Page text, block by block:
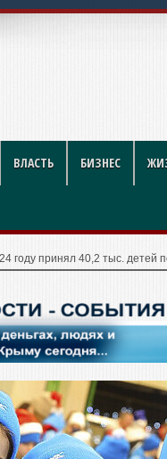
Таракташ
ВЛАСТЬ БИЗНЕС
году принял 40,2 тыс. детей